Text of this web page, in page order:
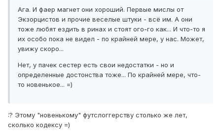
Ага. И фаер магнет они хороший. Первые мислы от
Экзорцистов и прочие веселые штуки - всё им. А они
тоже любят ездить в ринах и стоят ого-го как... И что-то я
их особо пока не видел - по крайней мере, у нас. Может,
увижу скоро...
Нет, у пачек сестер есть свои недостатки - но и
определенные достонства тоже... По крайней мере, что-
то новенькое... =)
:? Этому "новенькому" футслоггерству столько же лет,
сколько кодексу =)